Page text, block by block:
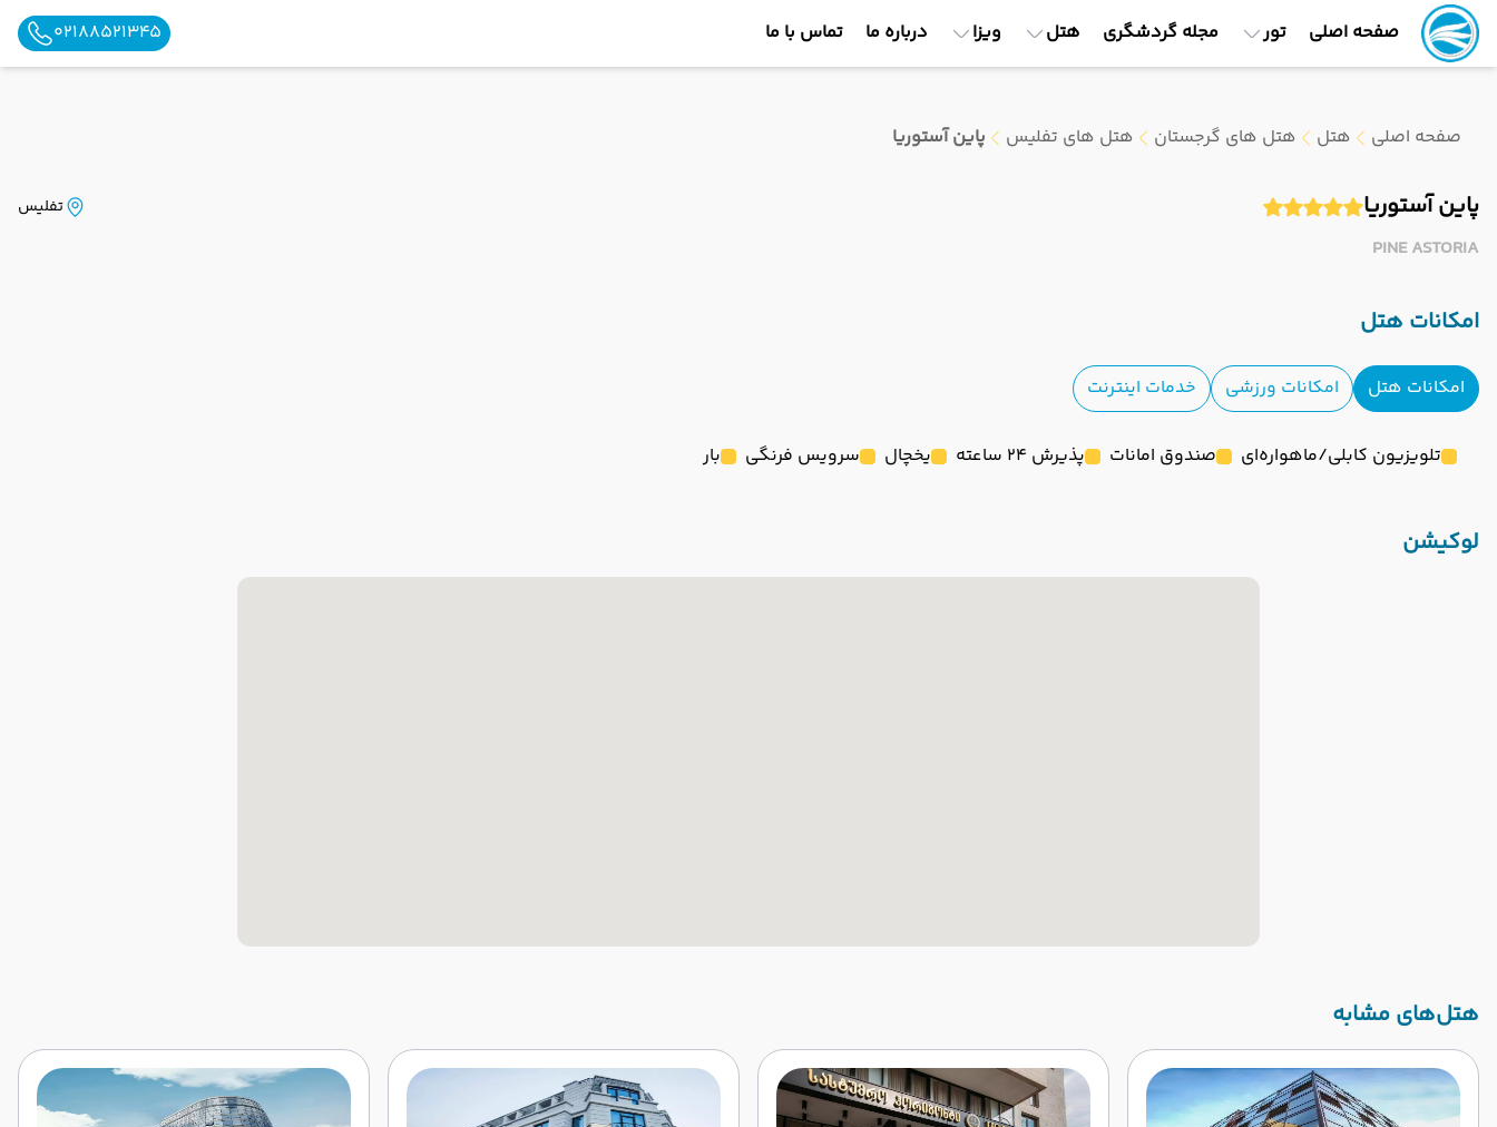
صفحه اصلی تور مجله گردشگری هتل ویزا درباره ما تماس با ما 02188521345
صفحه اصلی هتل هتل های گرجستان هتل های تفلیس پاین آستوریا
پاین آستوریا
PINE ASTORIA
تفلیس
امکانات هتل
امکانات هتل امکانات ورزشی خدمات اینترنت
تلویزیون کابلی/ماهواره‌ای صندوق امانات پذیرش 24 ساعته یخچال سرویس فرنگی بار
لوکیشن
‌هتل‌های مشابه